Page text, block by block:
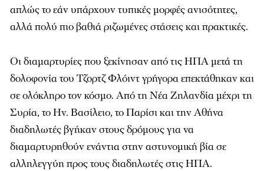
απλώς το εάν υπάρχουν τυπικές μορφές ανισότητες,
αλλά πολύ πιο βαθιά ριζωμένες στάσεις και πρακτικές.
Οι διαμαρτυρίες που ξεκίνησαν από τις ΗΠΑ μετά τη
δολοφονία του Τζορτζ Φλόιντ γρήγορα επεκτάθηκαν και
σε ολόκληρο τον κόσμο. Από τη Νέα Ζηλανδία μέχρι τη
Συρία, το Ην. Βασίλειο, το Παρίσι και την Αθήνα
διαδηλωτές βγήκαν στους δρόμους για να
διαμαρτυρηθούν ενάντια στην αστυνομική βία σε
αλληλεγγύη προς τους διαδηλωτές στις ΗΠΑ.